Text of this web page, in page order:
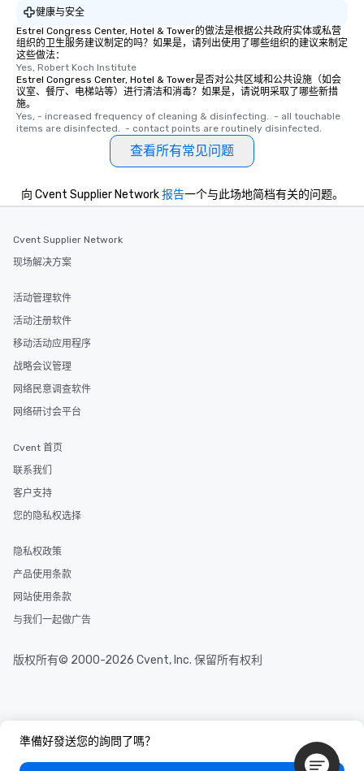
健康与安全
Estrel Congress Center, Hotel & Tower的做法是根据公共政府实体或私营
组织的卫生服务建议制定的吗？如果是，请列出使用了哪些组织的建议来制定
这些做法：
Yes, Robert Koch Institute
Estrel Congress Center, Hotel & Tower是否对公共区域和公共设施（如会
议室、餐厅、电梯站等）进行清洁和消毒？如果是，请说明采取了哪些新措
施。
Yes, - increased frequency of cleaning & disinfecting.  - all touchable
items are disinfected.  - contact points are routinely disinfected.
查看所有常见问题
準備好發送您的詢問了嗎？
向 Cvent Supplier Network报告一个与此场地简档有关的问题。
Cvent Supplier Network
现场解决方案
活动管理软件
活动注册软件
移动活动应用程序
战略会议管理
网络民意调查软件
网络研讨会平台
Cvent 首页
联系我们
客户支持
您的隐私权选择
隐私权政策
产品使用条款
网站使用条款
与我们一起做广告
版权所有© 2000-2026 Cvent, Inc. 保留所有权利